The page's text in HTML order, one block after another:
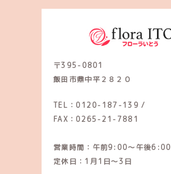
〒395-0801
飯田市鼎中平２８２０
TEL：0120-187-139 /
FAX：0265-21-7881
営業時間：午前9:00～午後6:00
定休日：1月1日～3日